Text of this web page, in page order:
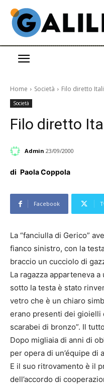
Home Società Filo diretto
Società
Filo diretto
Admin 23/09/2000
di Paola Coppola
Facebook
La “fanciulla di Gerico”
fianco sinistro, con la
braccio un cucciolo di
La ragazza apparteneva
sotto la testa è stato
vetro che è un chiaro
erano presenti dei gioielli
scarabei di bronzo”. Il
Dopo migliaia di anni di
per opera di un’équipe di
E il suo ritrovamento è il
dell’accordo di